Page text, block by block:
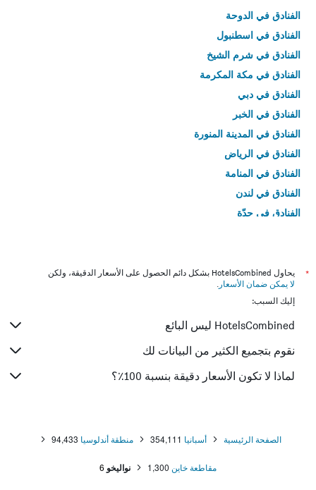
الفنادق في الدوحة
الفنادق في اسطنبول
الفنادق في شرم الشيخ
الفنادق في مكة المكرمة
الفنادق في دبي
الفنادق في الخبر
الفنادق في المدينة المنورة
الفنادق في الرياض
الفنادق في المنامة
الفنادق في لندن
الفنادق في جدّة
*
يحاول HotelsCombined بشكل دائم الحصول على الأسعار الدقيقة، ولكن
لا يمكن ضمان الأسعار .
إليك السبب:
HotelsCombined ليس البائع
نقوم بتجميع الكثير من البيانات لك
لماذا لا تكون الأسعار دقيقة بنسبة 100٪؟
الصفحة الرئيسية أسبانيا 354,111 منطقة أندلوسيا 94,433
مقاطعة خاين 1,300 نواليخو 6